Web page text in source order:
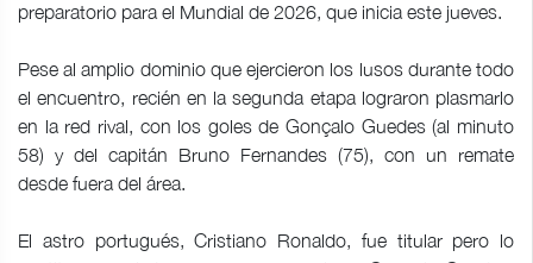
preparatorio para el Mundial de 2026, que inicia este jueves.
Pese al amplio dominio que ejercieron los lusos durante todo
el encuentro, recién en la segunda etapa lograron plasmarlo
en la red rival, con los goles de Gonçalo Guedes (al minuto
58) y del capitán Bruno Fernandes (75), con un remate
desde fuera del área.
El astro portugués, Cristiano Ronaldo, fue titular pero lo